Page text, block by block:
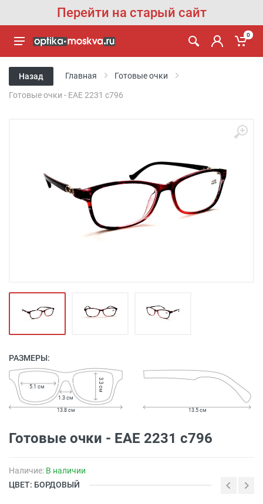
Перейти на старый сайт
0
Назад Главная Готовые очки
Готовые очки - EAE 2231 c796
РАЗМЕРЫ:
1.3 см
5.1 см 3.3 см
13.8 см 13.5 см
Готовые очки - EAE 2231 c796
Наличие: В наличии
ЦВЕТ: БОРДОВЫЙ